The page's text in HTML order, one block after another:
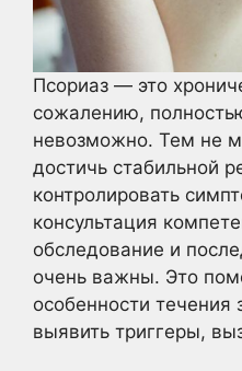
Псориаз — это
сожалению,
невозможно. Тем не
достичь стабильной
контролировать
консультация
обследование и
очень важны. Это
особенности течения
выявить триггеры,